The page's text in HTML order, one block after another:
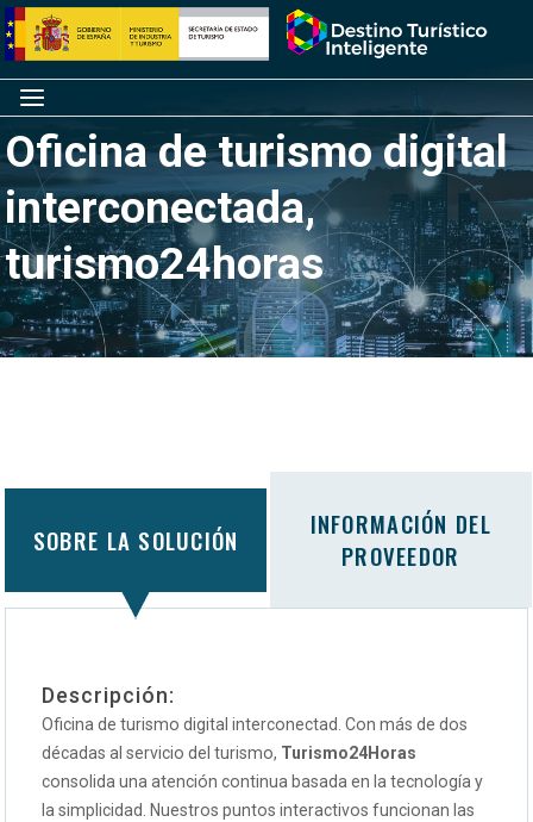
Saltar
al
contenido
Inicio
Menú
Oficina de turismo digital
interconectada,
turismo24horas
SOBRE LA SOLUCIÓN
INFORMACIÓN DEL
PROVEEDOR
Descripción:
Oficina de turismodigital interconectad. Con más de dos
décadas al servicio del turismo, Turismo24Horas
consolida una atención continua basada en la tecnología y
la simplicidad. Nuestros puntos interactivos funcionan las